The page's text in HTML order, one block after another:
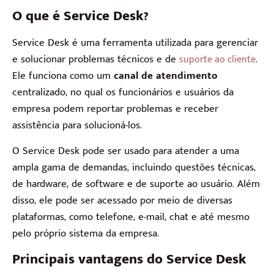
O que é Service Desk?
Service Desk é uma ferramenta utilizada para gerenciar
e solucionar problemas técnicos e de suporte ao cliente.
Ele funciona como um canal de atendimento
centralizado, no qual os funcionários e usuários da
empresa podem reportar problemas e receber
assistência para solucioná-los.
O Service Desk pode ser usado para atender a uma
ampla gama de demandas, incluindo questões técnicas,
de hardware, de software e de suporte ao usuário. Além
disso, ele pode ser acessado por meio de diversas
plataformas, como telefone, e-mail, chat e até mesmo
pelo próprio sistema da empresa.
Principais vantagens do Service Desk